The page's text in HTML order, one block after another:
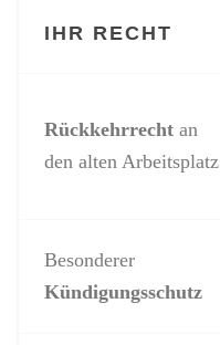
IHR RECHT
Rückkehrrechtan
den alten Arbeitsplatz
Besonderer
Kündigungsschutz